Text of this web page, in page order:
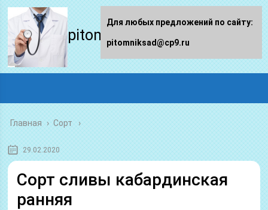
pitomniksad.ru
Главная › Сорт
29.02.2020
Сорт сливы кабардинская
ранняя
Для любых предложений по сайту:
pitomniksad@cp9.ru